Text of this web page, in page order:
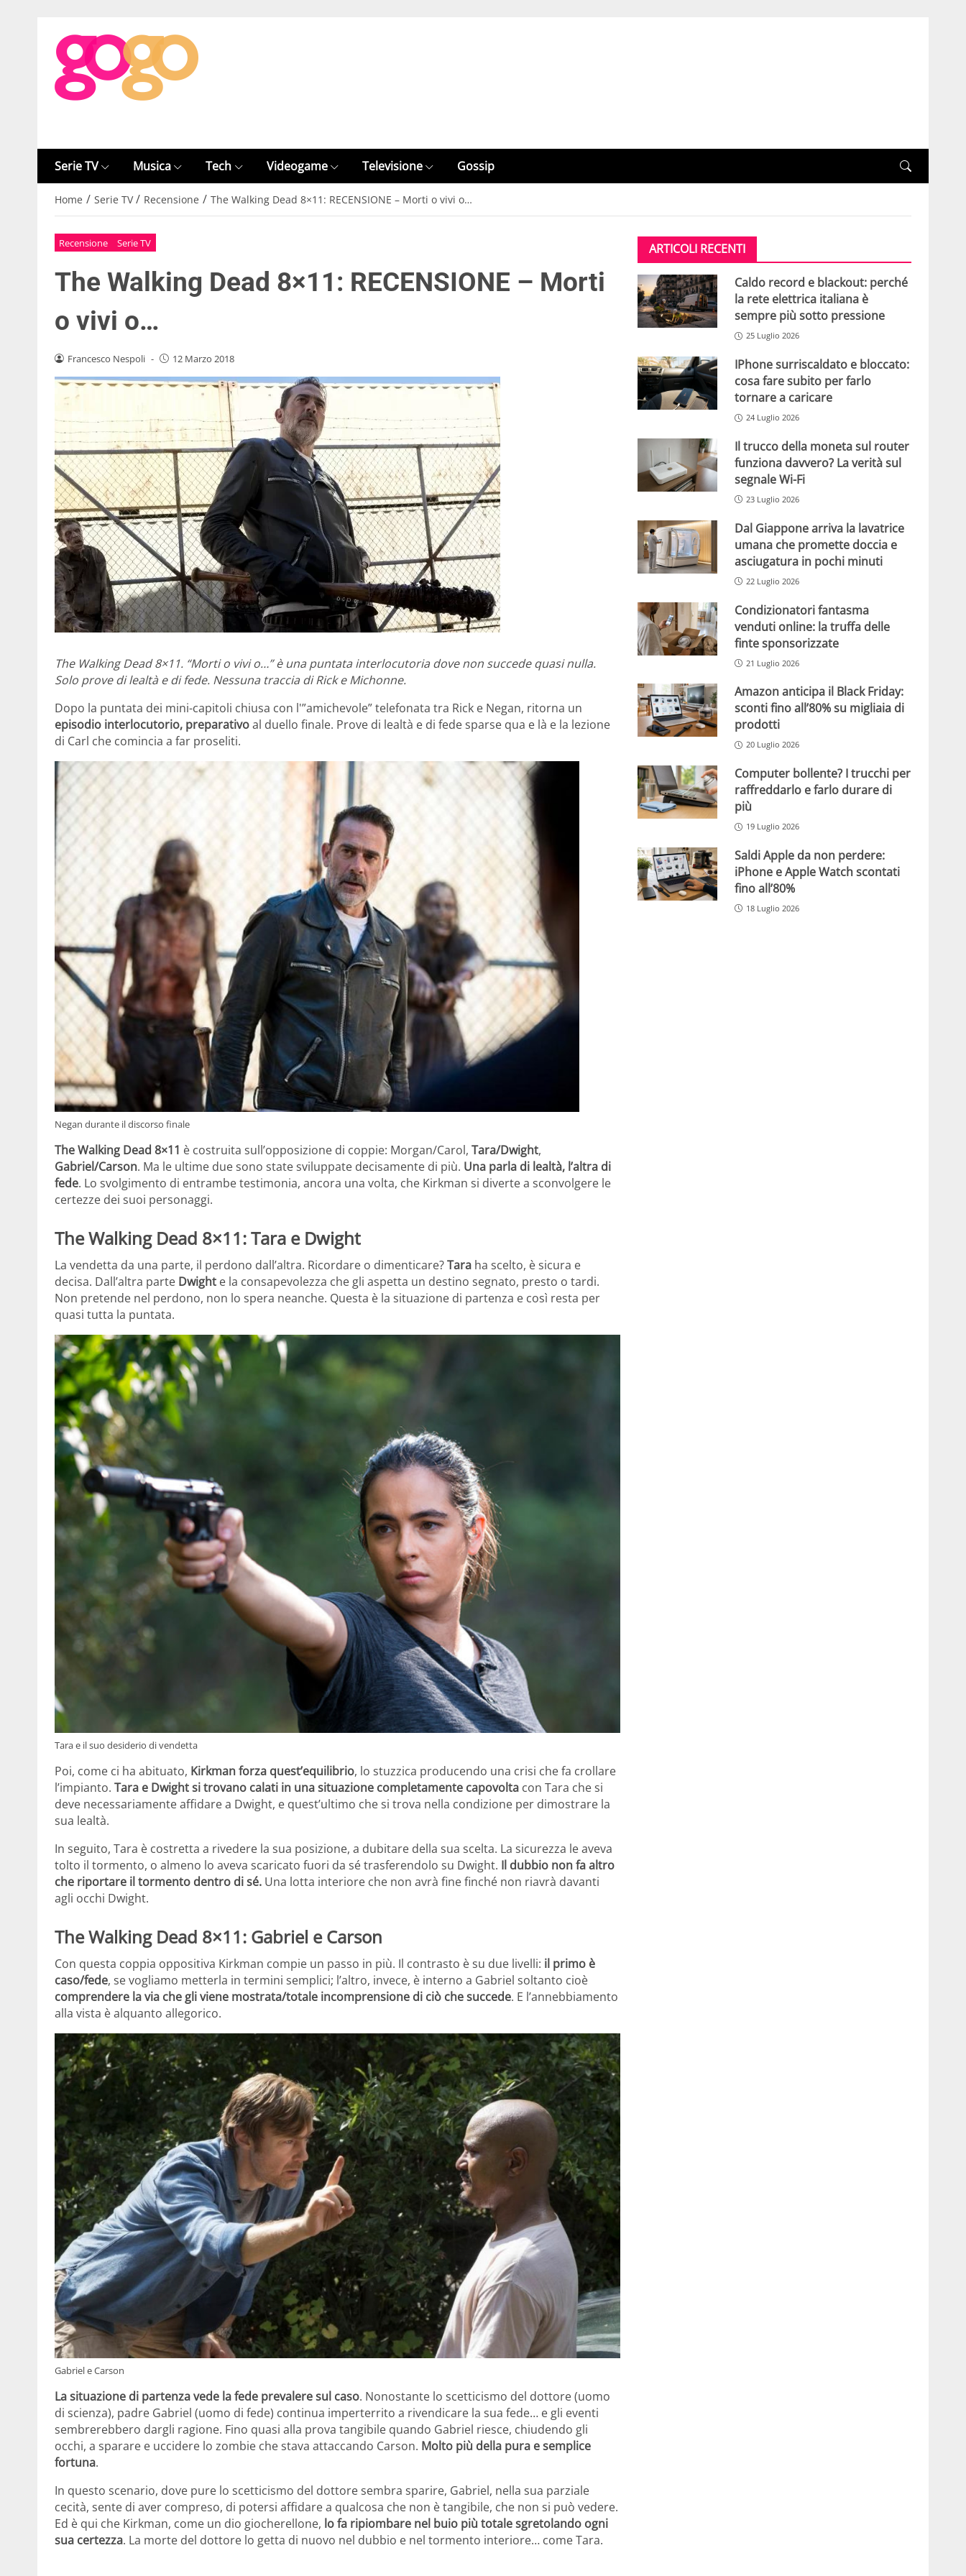
Serie TV Musica Tech Videogame Televisione Gossip
Home / Serie TV / Recensione / The Walking Dead 8×11: RECENSIONE – Morti o vivi o…
Recensione Serie TV
The Walking Dead 8×11: RECENSIONE – Morti
o vivi o…
Francesco Nespoli - 12 Marzo 2018
The Walking Dead 8×11. “Morti o vivi o…” è una puntata interlocutoria dove non succede quasi nulla.
Solo prove di lealtà e di fede. Nessuna traccia di Rick e Michonne.
Dopo la puntata dei mini-capitoli chiusa con l'”amichevole” telefonata tra Rick e Negan, ritorna un
episodio interlocutorio, preparativoal duello finale. Prove di lealtà e di fede sparse qua e là e la lezione
di Carl che comincia a far proseliti.
Negan durante il discorso finale
The Walking Dead 8×11 è costruita sull’opposizione di coppie: Morgan/Carol, Tara/Dwight,
Gabriel/Carson. Ma le ultime due sono state sviluppate decisamente di più. Una parla di lealtà, l’altra di
fede. Lo svolgimento di entrambe testimonia, ancora una volta, che Kirkman si diverte a sconvolgere le
certezze dei suoi personaggi.
The Walking Dead 8×11: Tara e Dwight
La vendetta da una parte, il perdono dall’altra. Ricordare o dimenticare?Tara ha scelto, è sicura e
decisa. Dall’altra parte Dwight e la consapevolezza che gli aspetta un destino segnato, presto o tardi.
Non pretende nel perdono, non lo spera neanche. Questa è la situazione di partenza e così resta per
quasi tutta la puntata.
Tara e il suo desiderio di vendetta
Poi, come ci ha abituato, Kirkman forza quest’equilibrio, lo stuzzica producendo una crisi che fa crollare
l’impianto. Tara e Dwight si trovano calati in una situazione completamente capovolta con Tara che si
deve necessariamente affidare a Dwight, e quest’ultimo che si trova nella condizione per dimostrare la
sua lealtà.
In seguito, Tara è costretta a rivedere la sua posizione, a dubitare della sua scelta. La sicurezza le aveva
tolto il tormento, o almeno lo aveva scaricato fuori da sé trasferendolo su Dwight. Il dubbio non fa altro
che riportare il tormento dentro di sé. Una lotta interiore che non avrà fine finché non riavrà davanti
agli occhi Dwight.
The Walking Dead 8×11: Gabriel e Carson
Con questa coppia oppositiva Kirkman compie un passo in più. Il contrasto è su due livelli: il primo è
caso/fede, se vogliamo metterla in termini semplici; l’altro, invece, è interno a Gabriel soltanto cioè
comprendere la via che gli viene mostrata/totale incomprensione di ciò che succede. E l’annebbiamento
alla vista è alquanto allegorico.
Gabriel e Carson
La situazione di partenza vede la fede prevalere sul caso. Nonostante lo scetticismo del dottore (uomo
di scienza), padre Gabriel (uomo di fede) continua imperterrito a rivendicare la sua fede… e gli eventi
sembrerebbero dargli ragione. Fino quasi alla prova tangibile quando Gabriel riesce, chiudendo gli
occhi, a sparare e uccidere lo zombie che stava attaccando Carson. Molto più della pura e semplice
fortuna.
In questo scenario, dove pure lo scetticismo del dottore sembra sparire, Gabriel, nella sua parziale
cecità, sente di aver compreso, di potersi affidare a qualcosa che non è tangibile, che non si può vedere.
Ed è qui che Kirkman, come un dio giocherellone, lo fa ripiombare nel buio più totale sgretolando ogni
sua certezza. La morte del dottore lo getta di nuovo nel dubbio e nel tormento interiore… come Tara.
ARTICOLI RECENTI
Caldo record e blackout: perché
la rete elettrica italiana è
sempre più sotto pressione
25 Luglio 2026
IPhone surriscaldato e bloccato:
cosa fare subito per farlo
tornare a caricare
24 Luglio 2026
Il trucco della moneta sul router
funziona davvero? La verità sul
segnale Wi-Fi
23 Luglio 2026
Dal Giappone arriva la lavatrice
umana che promette doccia e
asciugatura in pochi minuti
22 Luglio 2026
Condizionatori fantasma
venduti online: la truffa delle
finte sponsorizzate
21 Luglio 2026
Amazon anticipa il Black Friday:
sconti fino all’80% su migliaia di
prodotti
20 Luglio 2026
Computer bollente? I trucchi per
raffreddarlo e farlo durare di
più
19 Luglio 2026
Saldi Apple da non perdere:
iPhone e Apple Watch scontati
fino all’80%
18 Luglio 2026